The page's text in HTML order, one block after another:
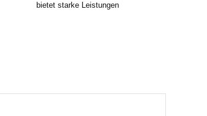
bietet starke Leistungen